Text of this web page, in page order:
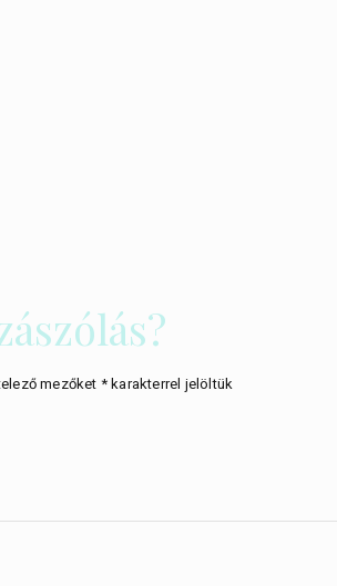
mezőket *karakterrel jelöltük